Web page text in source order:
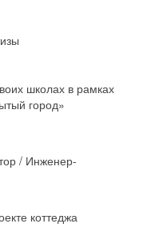
школах в рамках
город»
/ Инженер-
коттеджа